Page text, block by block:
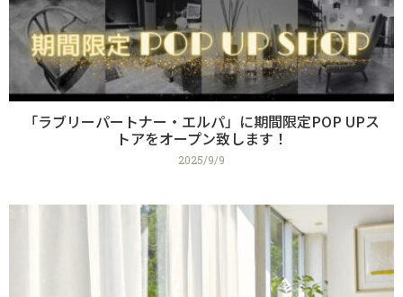
「ラブリーパートナー・エルパ」に期間限定POP UPス
トアをオープン致します！
2025/9/9